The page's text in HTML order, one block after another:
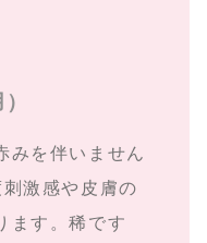
みを伴いません
激感や皮膚の
ます。稀です